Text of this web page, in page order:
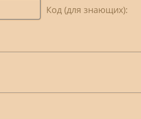
Код (для знающих):